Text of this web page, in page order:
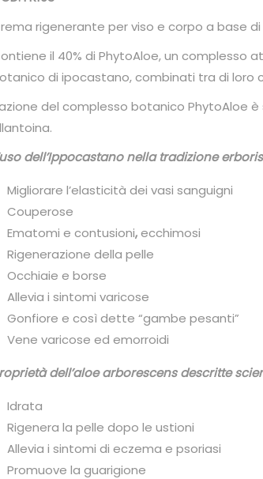
rigenerante per viso e corpo a base
il 40% di PhytoAloe, un
di ipocastano, combinati tra di loro
del complesso botanico PhytoAloe
dell’Ippocastano nella tradizione
Migliorare l’elasticità dei vasi sanguigni
Couperose
Ematomi e contusioni,ecchimosi
Rigenerazione della pelle
Occhiaie e borse
Allevia i sintomi varicose
Gonfiore e così dette “gambe pesanti”
Vene varicose ed emorroidi
dell’aloe arborescens descritte
Idrata
Rigenera la pelle dopo le ustioni
Allevia i sintomi di eczema e psoriasi
Promuove la guarigione